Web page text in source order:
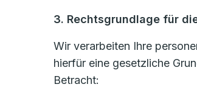
3. Rechtsgrundlage für
Wir verarbeiten Ihre
hierfür eine gesetzliche
Betracht: